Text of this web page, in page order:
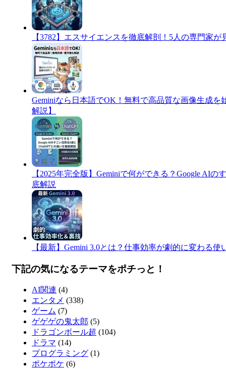
【3782】エスサイエンスを徹底解剖！5人の専門家
Geminiなら日本語でOK！無料で高品質な画像生成
解説】
【2025年完全版】Geminiで何ができる？Google AIの
底解説
【最新】Gemini 3.0とは？仕事効率が劇的に変わる使
下記の気になるテーマをポチっと！
AI関連 (4)
エンタメ (338)
ゲーム (7)
ゲゲゲの鬼太郎 (5)
ドラゴンボール超 (104)
ドラマ (14)
プログラミング (1)
ポケポケ (6)